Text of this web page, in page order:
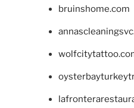
bruinshome.com